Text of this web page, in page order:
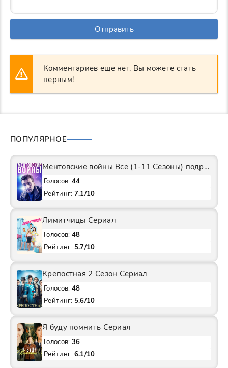
Отправить
Комментариев еще нет. Вы можете стать
первым!
ПОПУЛЯРНОЕ
Ментовские войны Все (1-11 Сезоны) подряд Сериал
Голосов: 44
Рейтинг: 7.1/10
Лимитчицы Сериал
Голосов: 48
Рейтинг: 5.7/10
Крепостная 2 Сезон Сериал
Голосов: 48
Рейтинг: 5.6/10
Я буду помнить Сериал
Голосов: 36
Рейтинг: 6.1/10